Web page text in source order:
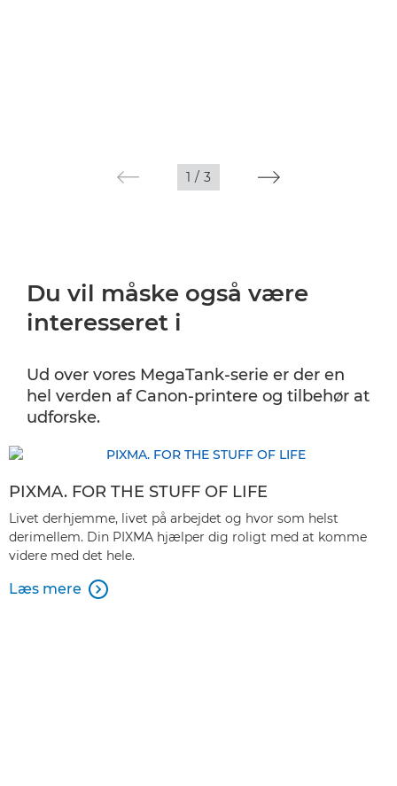
1 / 3
Du vil måske også være
interesseret i
Ud over vores MegaTank-serie er der en
hel verden af Canon-printere og tilbehør at
udforske.
PIXMA. FOR THE STUFF OF LIFE
Livet derhjemme, livet på arbejdet og hvor som helst
derimellem. Din PIXMA hjælper dig roligt med at komme
videre med det hele.
Læs mere 